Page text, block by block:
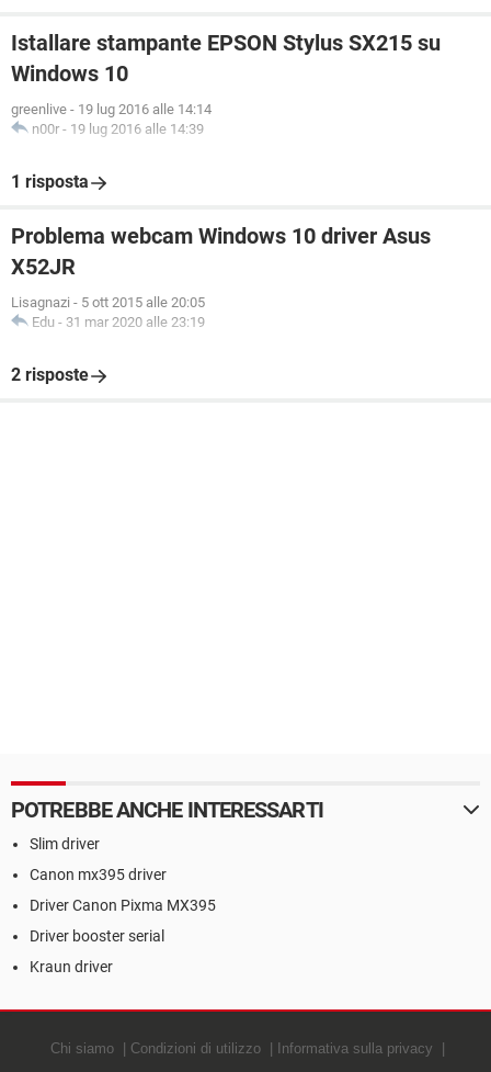
Istallare stampante EPSON Stylus SX215 su
Windows 10
greenlive - 19 lug 2016 alle 14:14
n00r - 19 lug 2016 alle 14:39
1 risposta
Problema webcam Windows 10 driver Asus
X52JR
Lisagnazi - 5 ott 2015 alle 20:05
Edu - 31 mar 2020 alle 23:19
2 risposte
POTREBBE ANCHE INTERESSARTI
Slim driver
Canon mx395 driver
Driver Canon Pixma MX395
Driver booster serial
Kraun driver
Chi siamo Condizioni di utilizzo
Informativa sulla privacy